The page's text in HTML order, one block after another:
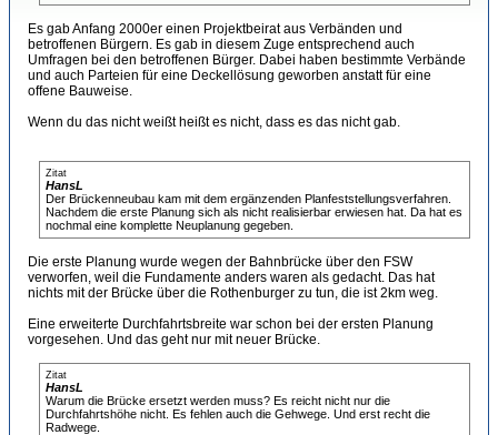
Es gab Anfang 2000er einen Projektbeirat aus Verbänden und
betroffenen Bürgern. Es gab in diesem Zuge entsprechend auch
Umfragen bei den betroffenen Bürger. Dabei haben bestimmte Verbände
und auch Parteien für eine Deckellösung geworben anstatt für eine
offene Bauweise.
Wenn du das nicht weißt heißt es nicht, dass es das nicht gab.
Zitat
HansL
Der Brückenneubau kam mit dem ergänzenden Planfeststellungsverfahren.
Nachdem die erste Planung sich als nicht realisierbar erwiesen hat. Da hat es
nochmal eine komplette Neuplanung gegeben.
Die erste Planung wurde wegen der Bahnbrücke über den FSW
verworfen, weil die Fundamente anders waren als gedacht. Das hat
nichts mit der Brücke über die Rothenburger zu tun, die ist 2km weg.
Eine erweiterte Durchfahrtsbreite war schon bei der ersten Planung
vorgesehen. Und das geht nur mit neuer Brücke.
Zitat
HansL
Warum die Brücke ersetzt werden muss? Es reicht nicht nur die
Durchfahrtshöhe nicht. Es fehlen auch die Gehwege. Und erst recht die
Radwege.